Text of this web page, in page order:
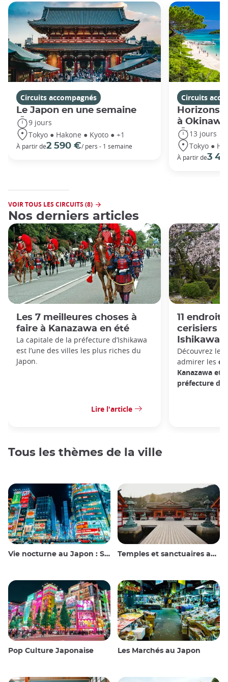
Circuits accompagnés
Le Japon en une semaine
9 jours
Tokyo ● Hakone ● Kyoto ● +1
À partir de2 590 €/ pers - 1 semaine
Circuits
Horizons
à Okinawa
13 jours
Tokyo ●
À partir de3
VOIR TOUS LES CIRCUITS (8)
Nos derniers articles
Les 7 meilleures choses à
faire à Kanazawa en été
La capitale de la préfecture d’Ishikawa
est l’une des villes les plus riches du
Japon.
Lire l'article
11
cerisiers à
Ishikawa
Découvrez
admirer les
Kanazawa et
préfecture
Tous les thèmes de la ville
Vie nocturne au Japon : Sortir, voir et boire Temples et sanctuaires au Japon
Pop Culture Japonaise Les Marchés au Japon